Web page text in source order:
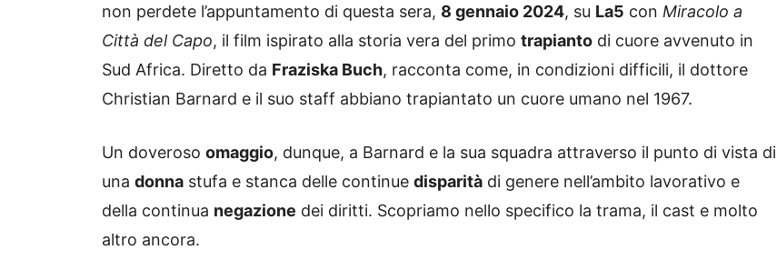
non perdete l’appuntamento di questa sera, 8 gennaio 2024, su La5 con Miracolo a
Città del Capo, il film ispirato alla storia vera del primo trapianto di cuore avvenuto in
Sud Africa. Diretto da Fraziska Buch, racconta come, in condizioni difficili, il dottore
Christian Barnard e il suo staff abbiano trapiantato un cuore umano nel 1967.
Un doveroso omaggio, dunque, a Barnard e la sua squadra attraverso il punto di vista di
una donna stufa e stanca delle continue disparità di genere nell’ambito lavorativo e
della continua negazione dei diritti. Scopriamo nello specifico la trama, il cast e molto
altro ancora.